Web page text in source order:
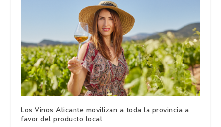
Los Vinos Alicante movilizan a toda la provincia a
favor del producto local